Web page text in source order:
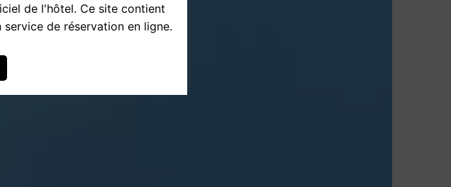
de l'hôtel. Ce site contient
de réservation en ligne.